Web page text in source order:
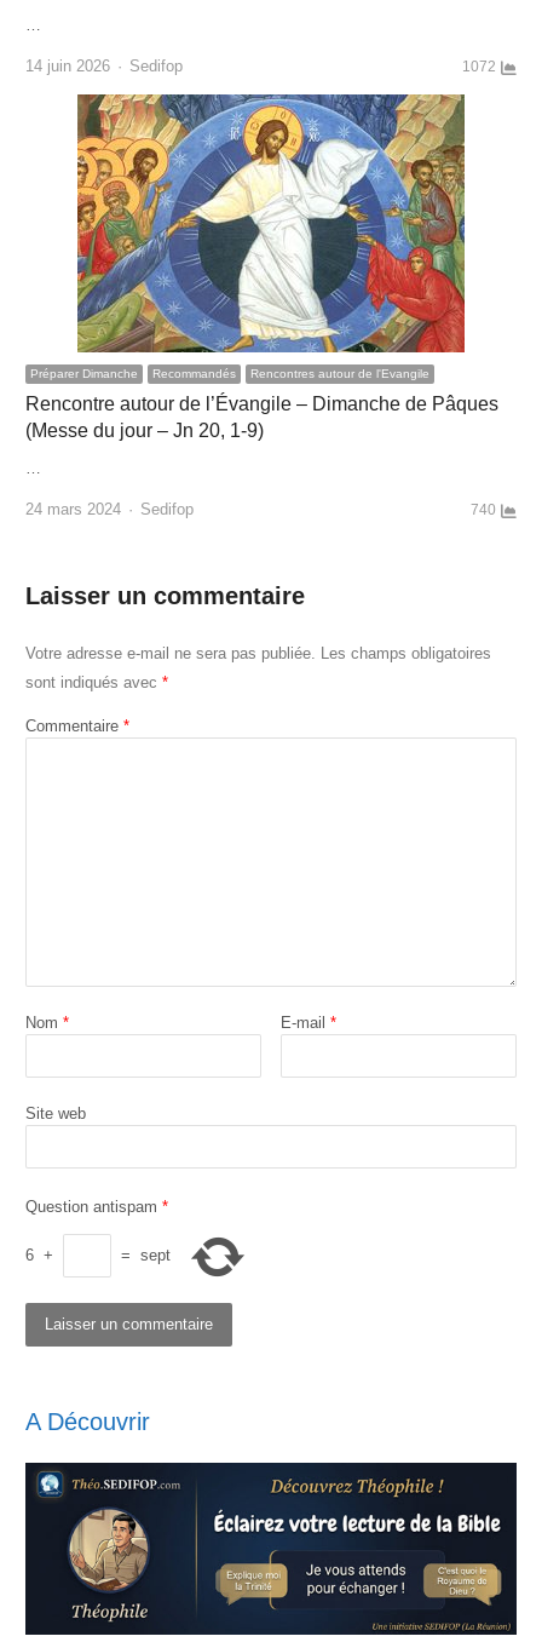
…
14 juin 2026 Author
Sedifop 1072
Préparer Dimanche Recommandés Rencontres autour de l'Evangile
Rencontre autour de l’Évangile – Dimanche de Pâques
(Messe du jour – Jn 20, 1-9)
…
24 mars 2024 Author
Sedifop 740
Laisser un commentaire
Votre adresse e-mail ne sera pas publiée.
Les champs obligatoires
sont indiqués avec *
Commentaire *
Nom * E-mail*
Site web
Question antispam *
6 + = sept
A Découvrir